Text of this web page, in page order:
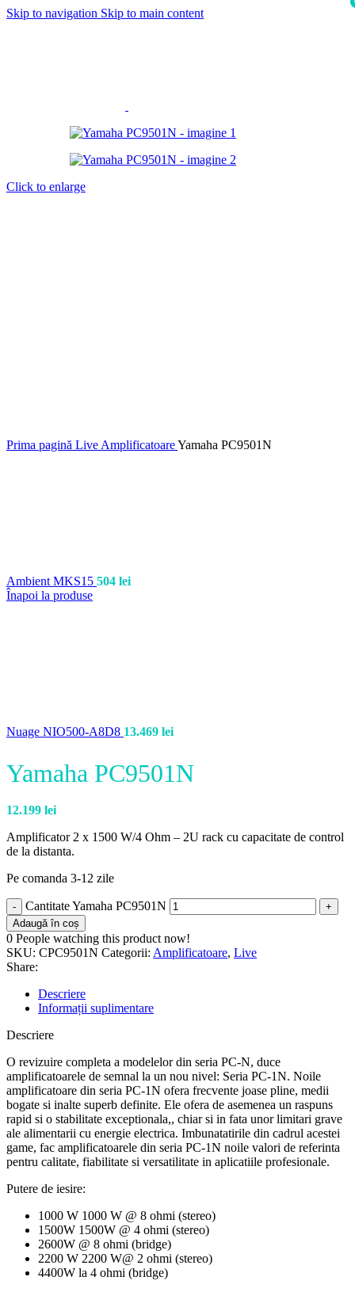
Skip to navigation Skip to main content
Click to enlarge
Prima pagină Live AmplificatoareYamaha PC9501N
Ambient MKS15 504 lei
Înapoi la produse
Nuage NIO500-A8D8 13.469 lei
Yamaha PC9501N
12.199 lei
Amplificator 2 x 1500 W/4 Ohm – 2U rack cu capacitate de control
de la distanta.
Pe comanda 3-12 zile
Cantitate Yamaha PC9501N
Adaugă în coș
0 People watching this product now!
SKU: CPC9501N Categorii: Amplificatoare, Live
Share:
Descriere
Informații suplimentare
Descriere
O revizuire completa a modelelor din seria PC-N, duce
amplificatoarele de semnal la un nou nivel: Seria PC-1N. Noile
amplificatoare din seria PC-1N ofera frecvente joase pline, medii
bogate si inalte superb definite. Ele ofera de asemenea un raspuns
rapid si o stabilitate exceptionala,, chiar si in fata unor limitari grave
ale alimentarii cu energie electrica. Imbunatatirile din cadrul acestei
game, fac amplificatoarele din seria PC-1N noile valori de referinta
pentru calitate, fiabilitate si versatilitate in aplicatiile profesionale.
Putere de iesire:
1000 W 1000 W @ 8 ohmi (stereo)
1500W 1500W @ 4 ohmi (stereo)
2600W @ 8 ohmi (bridge)
2200 W 2200 W@ 2 ohmi (stereo)
4400W la 4 ohmi (bridge)